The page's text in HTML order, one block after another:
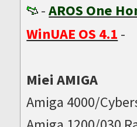
-AROS One
WinUAE OS 4.1 -
Miei AMIGA
Amiga 4000/